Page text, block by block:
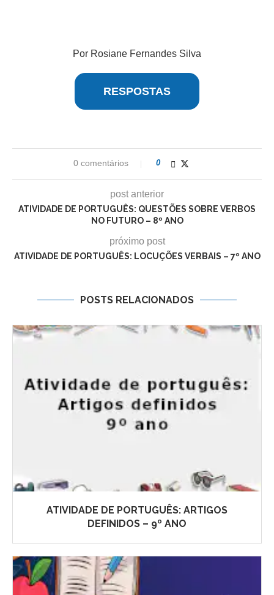
Por Rosiane Fernandes Silva
RESPOSTAS
0 comentários 0
post anterior
ATIVIDADE DE PORTUGUÊS: QUESTÕES SOBRE VERBOS
NO FUTURO – 8º ANO
próximo post
ATIVIDADE DE PORTUGUÊS: LOCUÇÕES VERBAIS – 7º ANO
POSTS RELACIONADOS
ATIVIDADE DE PORTUGUÊS: ARTIGOS
DEFINIDOS – 9º ANO